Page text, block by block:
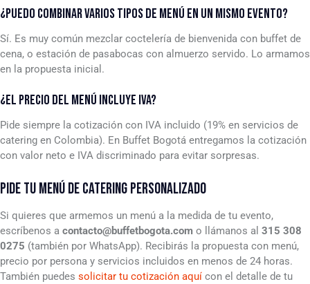
¿PUEDO COMBINAR VARIOS TIPOS DE MENÚ EN UN MISMO EVENTO?
Sí. Es muy común mezclar coctelería de bienvenida con buffet de
cena, o estación de pasabocas con almuerzo servido. Lo armamos
en la propuesta inicial.
¿EL PRECIO DEL MENÚ INCLUYE IVA?
Pide siempre la cotización con IVA incluido (19% en servicios de
catering en Colombia). En Buffet Bogotá entregamos la cotización
con valor neto e IVA discriminado para evitar sorpresas.
PIDE TU MENÚ DE CATERING PERSONALIZADO
Si quieres que armemos un menú a la medida de tu evento,
escríbenos a contacto@buffetbogota.com o llámanos al 315 308
0275 (también por WhatsApp). Recibirás la propuesta con menú,
precio por persona y servicios incluidos en menos de 24 horas.
También puedes solicitar tu cotización aquí con el detalle de tu